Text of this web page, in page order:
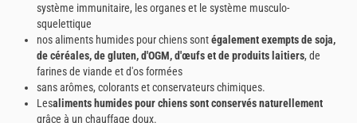
système immunitaire, les organes et le système musculo-
squelettique
nos aliments humides pour chiens sontégalement exempts de soja,
de céréales, de gluten, d'OGM, d'œufs et de produits laitiers, de
farines de viande et d'os formées
sans arômes, colorants et conservateurs chimiques.
Lesaliments humides pour chiens sont conservés naturellement
grâce à un chauffage doux.